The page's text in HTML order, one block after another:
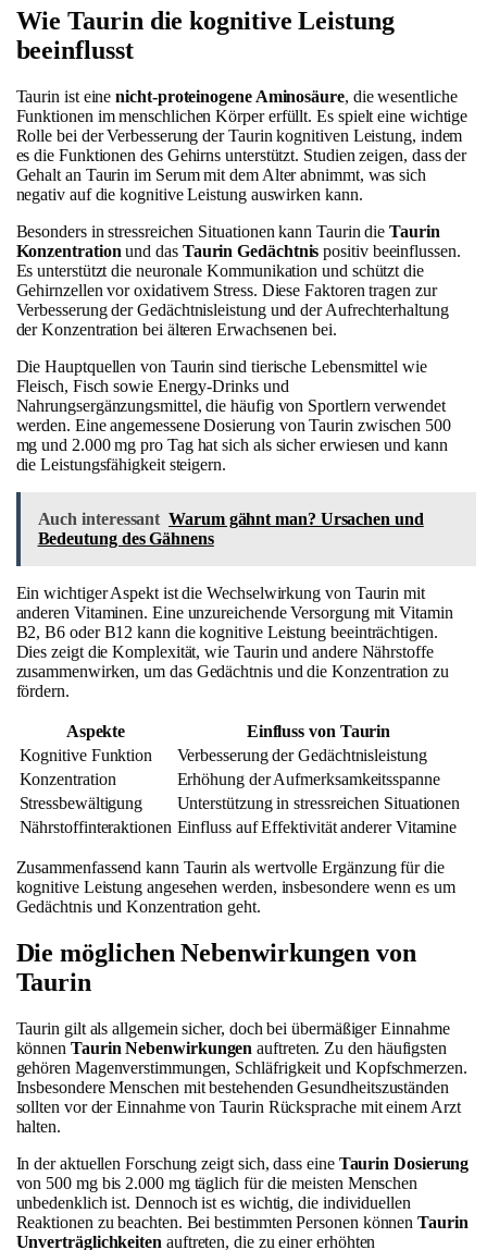
Wie Taurin die kognitive Leistung
beeinflusst
Taurin ist einenicht-proteinogene Aminosäure, die wesentliche
Funktionen im menschlichen Körper erfüllt. Es spielt eine wichtige
Rolle bei der Verbesserung der Taurin kognitiven Leistung, indem
es die Funktionen des Gehirns unterstützt. Studien zeigen, dass der
Gehalt an Taurin im Serum mit dem Alter abnimmt, was sich
negativ auf die kognitive Leistung auswirken kann.
Besonders in stressreichen Situationen kann Taurin dieTaurin
Konzentration und das Taurin Gedächtnis positiv beeinflussen.
Es unterstützt die neuronale Kommunikation und schützt die
Gehirnzellen vor oxidativem Stress. Diese Faktoren tragen zur
Verbesserung der Gedächtnisleistung und der Aufrechterhaltung
der Konzentration bei älteren Erwachsenen bei.
Die Hauptquellen von Taurin sind tierische Lebensmittel wie
Fleisch, Fisch sowie Energy-Drinks und
Nahrungsergänzungsmittel, die häufig von Sportlern verwendet
werden. Eine angemessene Dosierung von Taurin zwischen 500
mg und 2.000 mg pro Tag hat sich als sicher erwiesen und kann
die Leistungsfähigkeit steigern.
Auch interessant Warum gähnt man? Ursachen und
Bedeutung des Gähnens
Ein wichtiger Aspekt ist die Wechselwirkung von Taurin mit
anderen Vitaminen. Eine unzureichende Versorgung mit Vitamin
B2, B6 oder B12 kann die kognitive Leistung beeinträchtigen.
Dies zeigt die Komplexität, wie Taurin und andere Nährstoffe
zusammenwirken, um das Gedächtnis und die Konzentration zu
fördern.
Aspekte
Einfluss von Taurin
Kognitive Funktion
Verbesserung der Gedächtnisleistung
Konzentration
Erhöhung der Aufmerksamkeitsspanne
Stressbewältigung
Unterstützung in stressreichen Situationen
Nährstoffinteraktionen Einfluss auf Effektivität anderer Vitamine
Zusammenfassend kann Taurin als wertvolle Ergänzung für die
kognitive Leistung angesehen werden, insbesondere wenn es um
Gedächtnis und Konzentration geht.
Die möglichen Nebenwirkungen von
Taurin
Taurin gilt als allgemein sicher, doch bei übermäßiger Einnahme
können Taurin Nebenwirkungen auftreten. Zu den häufigsten
gehören Magenverstimmungen, Schläfrigkeit und Kopfschmerzen.
Insbesondere Menschen mit bestehenden Gesundheitszuständen
sollten vor der Einnahme von Taurin Rücksprache mit einem Arzt
halten.
In der aktuellen Forschung zeigt sich, dass eine Taurin Dosierung
von 500 mg bis 2.000 mg täglich für die meisten Menschen
unbedenklich ist. Dennoch ist es wichtig, die individuellen
Reaktionen zu beachten. Bei bestimmten Personen könnenTaurin
Unverträglichkeiten auftreten, die zu einer erhöhten